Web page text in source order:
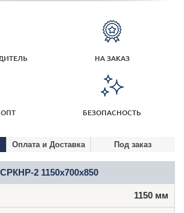
НА ЗАКАЗ
БЕЗОПАСНОСТЬ
Оплата и Доставка Под заказ
СРКНР-2 1150х700х850
1150 мм